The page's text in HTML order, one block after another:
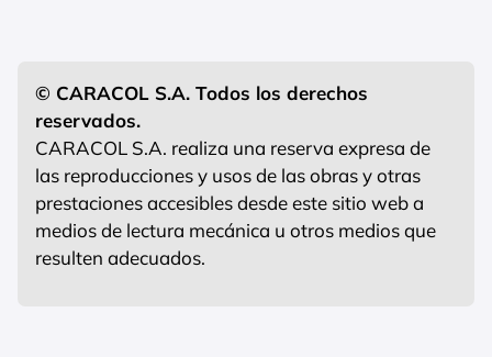
© CARACOL S.A. Todos los derechos
reservados.
CARACOL S.A. realiza una reserva expresa de
las reproducciones y usos de las obras y otras
prestaciones accesibles desde este sitio web a
medios de lectura mecánica u otros medios que
resulten adecuados.